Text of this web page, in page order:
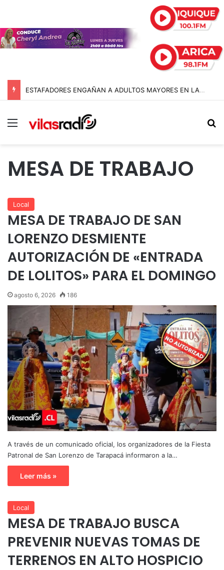
ESTAFADORES ENGAÑAN A ADULTOS MAYORES EN LA TIRANA CON FALSAS ÓRDENES DE DESALOJO: BIENES NACIONALES PONE LA VOZ EN ALERTA
Menú
MESA DE TRABAJO
Local
MESA DE TRABAJO DE SAN
LORENZO DESMIENTE
AUTORIZACIÓN DE «ENTRADA
DE LOLITOS» PARA EL DOMINGO
agosto 6, 2026 186
A través de un comunicado oficial, los organizadores de la Fiesta
Patronal de San Lorenzo de Tarapacá informaron a la…
Leer más »
Local
MESA DE TRABAJO BUSCA
PREVENIR NUEVAS TOMAS DE
TERRENOS EN ALTO HOSPICIO